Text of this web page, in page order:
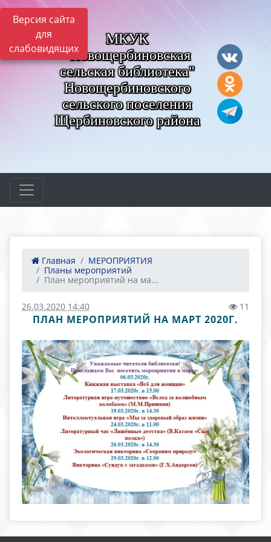
Версия сайта
для
слабовидящих
МКУК
"Новощербиновская
сельская библиотека"
Новощербиновского
сельского поселения
Щербиновского района
Главная
МЕРОПРИЯТИЯ
Планы мероприятий
План мероприятий на ма...
26.03.2020 14:40 11
ПЛАН МЕРОПРИЯТИЙ НА МАРТ 2020Г.